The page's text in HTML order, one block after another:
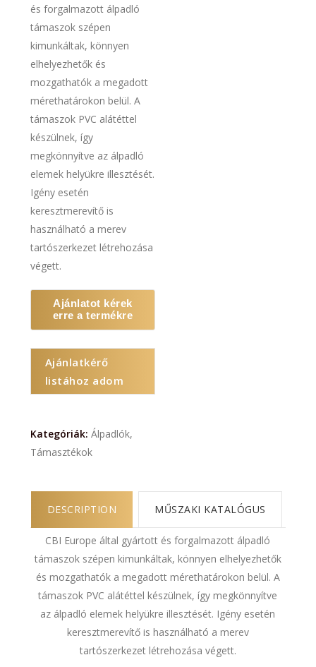
és forgalmazott álpadló
támaszok szépen
kimunkáltak, könnyen
elhelyezhetők és
mozgathatók a megadott
mérethatárokon belül. A
támaszok PVC alátéttel
készülnek, így
megkönnyítve az álpadló
elemek helyükre illesztését.
Igény esetén
keresztmerevítő is
használható a merev
tartószerkezet létrehozása
végett.
Ajánlatot kérek
erre a termékre
Ajánlatkérő
listához adom
Kategóriák: Álpadlók,
Támasztékok
DESCRIPTION MŰSZAKI KATALÓGUS
CBI Europe által gyártott és forgalmazott álpadló
támaszok szépen kimunkáltak, könnyen elhelyezhetők
és mozgathatók a megadott mérethatárokon belül. A
támaszok PVC alátéttel készülnek, így megkönnyítve
az álpadló elemek helyükre illesztését. Igény esetén
keresztmerevítő is használható a merev
tartószerkezet létrehozása végett.